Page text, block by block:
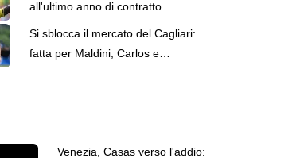
all'ultimo anno di contratto.
Si sblocca il mercato del Cagliari:
fatta per Maldini, Carlos e
Venezia, Casas verso l'addio: